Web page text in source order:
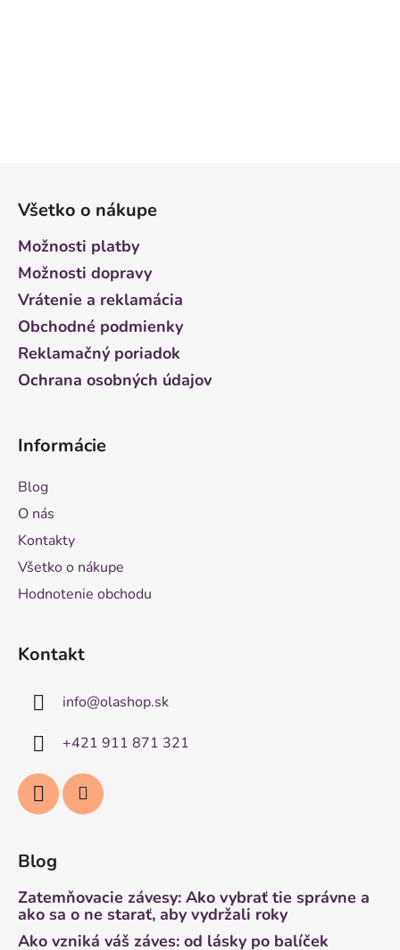
Všetko o nákupe
Možnosti platby
Možnosti dopravy
Vrátenie a reklamácia
Obchodné podmienky
Reklamačný poriadok
Ochrana osobných údajov
Informácie
Blog
O nás
Kontakty
Všetko o nákupe
Hodnotenie obchodu
Kontakt
info@olashop.sk
+421 911 871 321
Blog
Zatemňovacie závesy: Ako vybrať tie správne a
ako sa o ne starať, aby vydržali roky
Ako vzniká váš záves: od lásky po balíček